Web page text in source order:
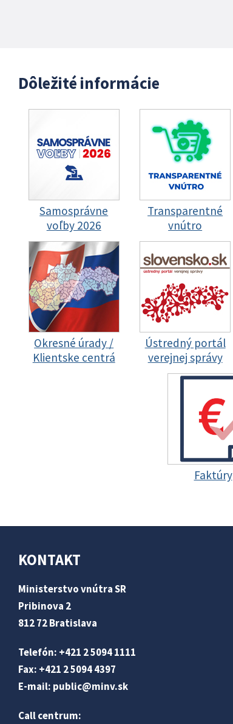
Dôležité informácie
Samosprávne
voľby 2026
Transparentné
vnútro
Okresné úrady /
Klientske centrá
Ústredný portál
verejnej správy
Faktúry
KONTAKT
Ministerstvo vnútra SR
Pribinova 2
812 72 Bratislava
Telefón: +421 2 5094 1111
Fax: +421 2 5094 4397
E-mail: public@minv.sk
Call centrum: